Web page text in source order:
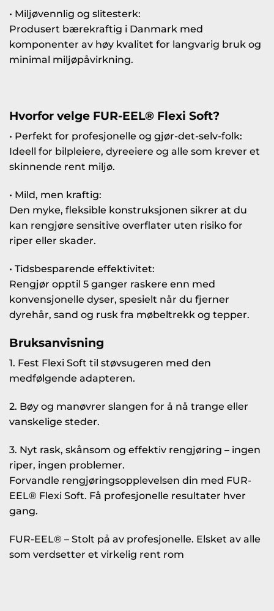
• Miljøvennlig og slitesterk:
Produsert bærekraftig i Danmark med
komponenter av høy kvalitet for langvarig bruk og
minimal miljøpåvirkning.
Hvorfor velge FUR-EEL® Flexi Soft?
• Perfekt for profesjonelle og gjør-det-selv-folk:
Ideell for bilpleiere, dyreeiere og alle som krever et
skinnende rent miljø.
• Mild, men kraftig:
Den myke, fleksible konstruksjonen sikrer at du
kan rengjøre sensitive overflater uten risiko for
riper eller skader.
• Tidsbesparende effektivitet:
Rengjør opptil 5 ganger raskere enn med
konvensjonelle dyser, spesielt når du fjerner
dyrehår, sand og rusk fra møbeltrekk og tepper.
Bruksanvisning
1. Fest Flexi Soft til støvsugeren med den
medfølgende adapteren.
2. Bøy og manøvrer slangen for å nå trange eller
vanskelige steder.
3. Nyt rask, skånsom og effektiv rengjøring – ingen
riper, ingen problemer.
Forvandle rengjøringsopplevelsen din med FUR-
EEL® Flexi Soft. Få profesjonelle resultater hver
gang.
FUR-EEL® – Stolt på av profesjonelle. Elsket av alle
som verdsetter et virkelig rent rom